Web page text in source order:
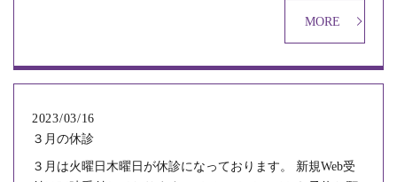
MORE
2023/03/16
３月の休診
３月は火曜日木曜日が休診になっております。 新規Web受